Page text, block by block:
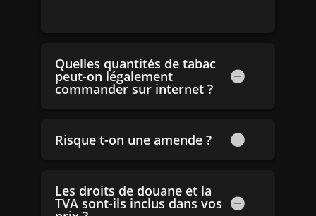
Quelles quantités de tabac
peut-on légalement
commander sur internet ?
Risque t-on une amende ?
Les droits de douane et la
TVA sont-ils inclus dans vos